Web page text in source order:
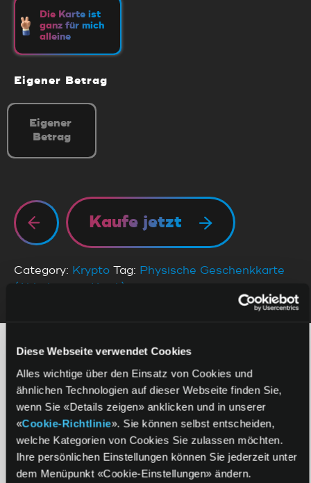
Diese Webseite verwendet Cookies
Alles wichtige über den Einsatz von Cookies und
ähnlichen Technologien auf dieser Webseite finden Sie,
wenn Sie «Details zeigen» anklicken und in unserer
«Cookie-Richtlinie». Sie können selbst entscheiden,
welche Kategorien von Cookies Sie zulassen möchten.
Ihre persönlichen Einstellungen können Sie jederzeit unter
dem Menüpunkt «Cookie-Einstellungen» ändern.
Die Karte ist
ganz für mich
alleine
Eigener Betrag
Kaufe jetzt
Category: Krypto Tag: Physische Geschenkkarte
(Abholung im Kiosk)
ZAHLUNGSMÖGLICHKEITEN
SO FLEXIBEL WIE DEIN GUTSCHEIN